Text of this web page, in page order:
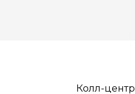
Колл-центр